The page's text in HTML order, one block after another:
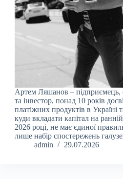
Артем Ляшанов – підприємець,
та інвестор, понад 10 років
платіжних продуктів в Україні
куди вкладати капітал на ранній
2026 році, не має єдиної
лише набір спостережень
admin
29.07.2026